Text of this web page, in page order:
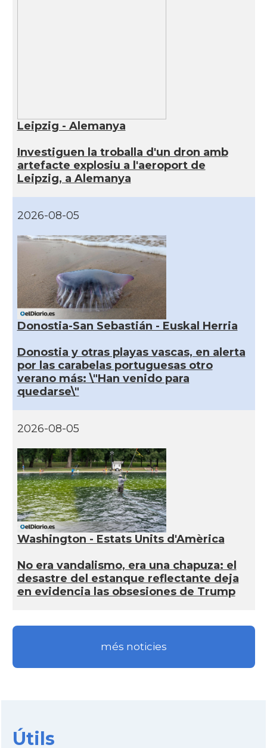
Leipzig - Alemanya
Investiguen la troballa d'un dron amb
artefacte explosiu a l'aeroport de
Leipzig, a Alemanya
2026-08-05
Donostia-San Sebastián - Euskal Herria
Donostia y otras playas vascas, en alerta
por las carabelas portuguesas otro
verano más: \"Han venido para
quedarse\"
2026-08-05
Washington - Estats Units d'Amèrica
No era vandalismo, era una chapuza: el
desastre del estanque reflectante deja
en evidencia las obsesiones de Trump
més noticies
Útils